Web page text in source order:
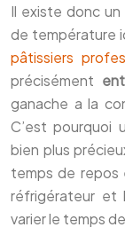
Il existe donc un
de température
pâtissiers
précisément
ganache a la
C’est pourquoi
bien plus
temps de repos
réfrigérateur et
varier le temps